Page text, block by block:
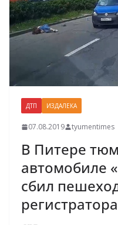
ДТП ИЗДАЛЕКА
07.08.2019 tyumentimes
В Питере
автомобиле
сбил
регистратора